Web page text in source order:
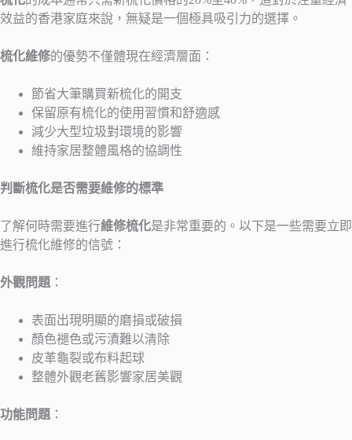
效益的香港家庭來說，無疑是一個極具吸引力的選擇。
梳化維修的優勢不僅體現在經濟層面：
節省大筆購買新梳化的開支
保留原有梳化的使用習慣和舒適感
減少大型垃圾對環境的影響
維持家居整體風格的協調性
判斷梳化是否需要維修的標準
了解何時需要進行維修梳化是非常重要的。以下是一些需要立即
進行梳化維修的信號：
外觀問題 ：
表面出現明顯的磨損或破損
顏色褪色或污漬難以清除
皮革龜裂或布料起球
整體外觀老舊影響家居美觀
功能問題 ：